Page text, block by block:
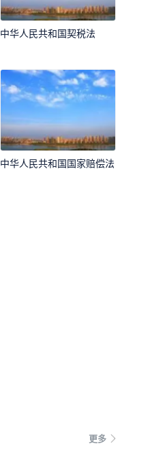
中华人民共和国契税法
中华人民共和国国家赔偿法
更多